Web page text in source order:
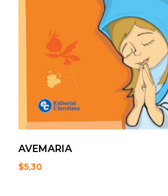
AVEMARIA
$5,30